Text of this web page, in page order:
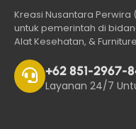
Kreasi Nusantara
untuk pemerintah di
Alat Kesehatan, &
+62 851-2967-
Layanan 24/7